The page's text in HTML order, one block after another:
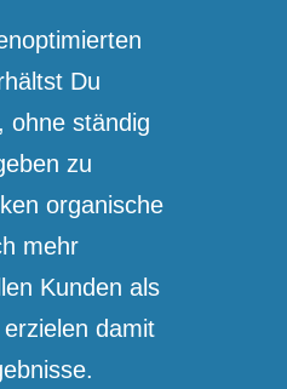
Du
ohne ständig
zu
organische
mehr
Kunden als
damit